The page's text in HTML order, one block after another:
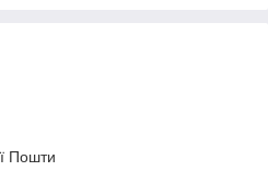
Пошти